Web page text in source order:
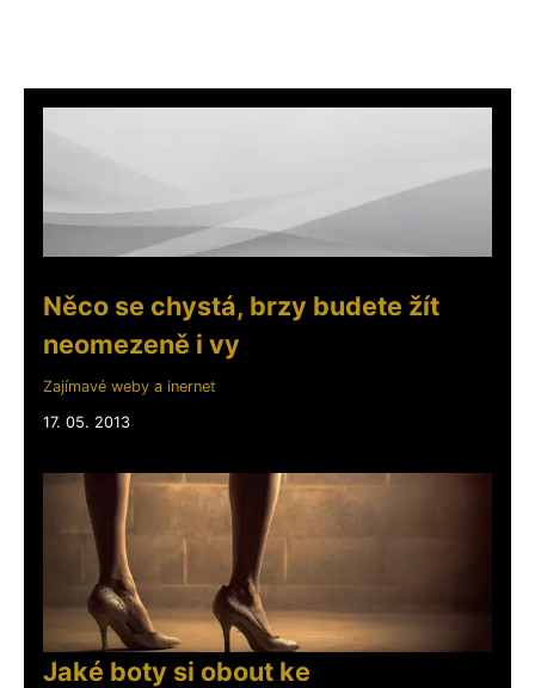
Něco se chystá, brzy budete žít
neomezeně i vy
Zajímavé weby a inernet
17. 05. 2013
Jaké boty si obout ke